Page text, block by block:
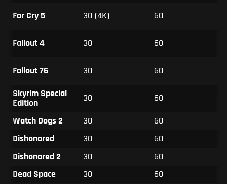
Far Cry 5 30 (4K) 60
Fallout 4 30 60
Fallout 76 30 60
Skyrim Special
Edition
30 60
Watch Dogs 2 30 60
Dishonored
30 60
Dishonored 2
30 60
Dead Space
30 60